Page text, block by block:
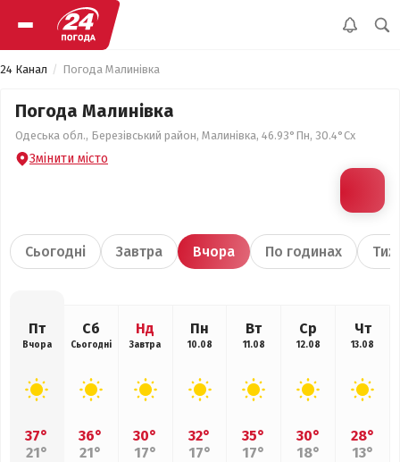
24 Канал Погода Малинівка
Погода Малинівка
Одеська обл., Березівський район, Малинівка, 46.93°Пн, 30.4°Сх
Змінити місто
Сьогодні Завтра Вчора По годинах
Пт
Вчора
37°
21°
Сб
Сьогодні
36°
21°
Нд
Завтра
30°
17°
Пн
10.08
32°
17°
Вт
11.08
35°
17°
Ср
12.08
30°
18°
Чт
13.08
28°
13°